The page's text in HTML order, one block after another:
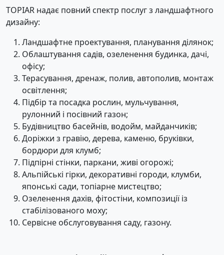
TOPIAR надає повний спектр послуг з ландшафтного
дизайну:
Ландшафтне проектування, планування ділянок;
Облаштування садів, озеленення будинка, дачі,
офісу;
Терасування, дренаж, полив, автополив, монтаж
освітлення;
Підбір та посадка рослин, мульчування,
рулонний і посівний газон;
Будівництво басейнів, водойм, майданчиків;
Доріжки з гравію, дерева, каменю, бруківки,
бордюри для клумб;
Підпірні стінки, паркани, живі огорожі;
Альпійські гірки, декоративні городи, клумби,
японські сади, топіарне мистецтво;
Озеленення дахів, фітостіни, композиції із
стабілізованого моху;
Сервісне обслуговування саду, газону.